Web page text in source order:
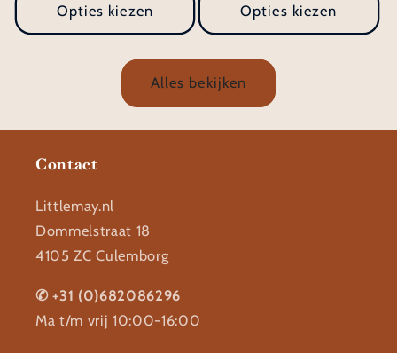
Opties kiezen Opties kiezen
Alles bekijken
Contact
Littlemay.nl
Dommelstraat 18
4105 ZC Culemborg
✆ +31 (0)682086296
Ma t/m vrij 10:00-16:00